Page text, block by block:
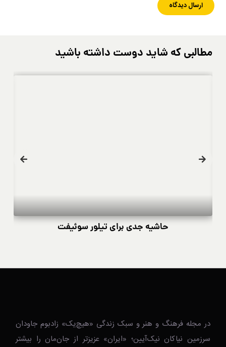
مطالبی که شاید دوست داشته باشید
حاشیه جدی برای تیلور سوئیفت
در مجله فرهنگ و هنر و سبک زندگی‌ «هیچ‌یک» زادبوم جاودان
سرزمین نیاکان نیک‌‌‌آیین؛ «ایران» عزیزتر از جان‌مان را بیشتر